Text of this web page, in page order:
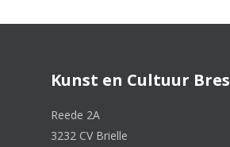
Kunst en Cultuur Bres
Reede 2A
3232 CV Brielle